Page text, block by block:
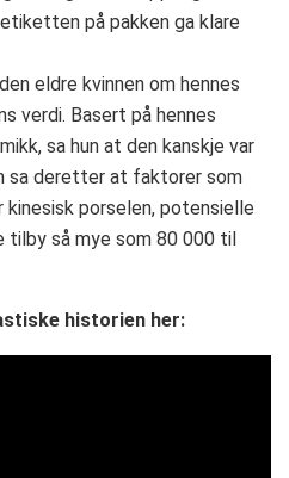
på pakken ga klare
eldre kvinnen om hennes
verdi. Basert på hennes
sa hun at den kanskje var
sa deretter at faktorer som
porselen, potensielle
tilby så mye som 80 000 til
historien her: